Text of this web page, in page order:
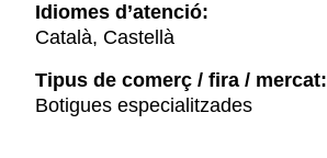
Idiomes d’atenció:
Català, Castellà
Tipus de comerç / fira / mercat:
Botigues especialitzades